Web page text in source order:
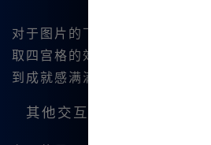
对于图片的下载，我发现可以
取四宫格的效果，这样虽然节
到成就感满满。
其他交互功能